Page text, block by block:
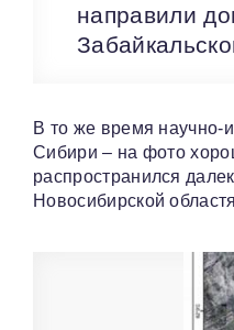
направили
В то же время научно-
Сибири – на фото
распространился
Новосибирской